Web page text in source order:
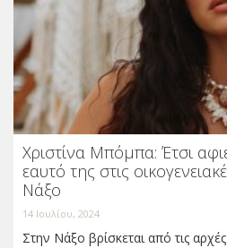
Χριστίνα Μπόμπα: Έτσι
εαυτό της στις
Νάξο
14 Ιουλίου, 2024
Στην Νάξο βρίσκεται από τις